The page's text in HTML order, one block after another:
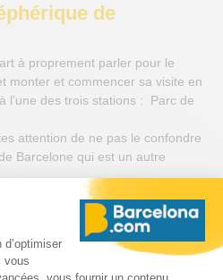
de
à proprement parler pour le
monter et commencer sa visite en
l’une des trois stations : Parc de
attention de ne pas le confondre
Barcelone qui est un autre
:
arrêt “Paral·lel” puis prendre le
Parc de Montjuïc.